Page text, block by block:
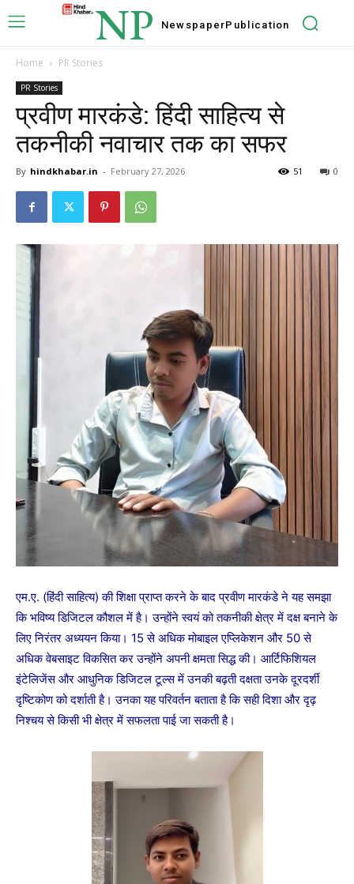
NP NewspaperPublication
Home PR Stories
PR Stories
प्रवीण मारकंडे: हिंदी साहित्य से
तकनीकी नवाचार तक का सफर
By hindkhabar.in - February 27, 2026 0
51
एम.ए. (हिंदी साहित्य) की शिक्षा प्राप्त करने के बाद प्रवीण मारकंडे ने यह समझा
कि भविष्य डिजिटल कौशल में है। उन्होंने स्वयं को तकनीकी क्षेत्र में दक्ष बनाने के
लिए निरंतर अध्ययन किया। 15 से अधिक मोबाइल एप्लिकेशन और 50 से
अधिक वेबसाइट विकसित कर उन्होंने अपनी क्षमता सिद्ध की। आर्टिफिशियल
इंटेलिजेंस और आधुनिक डिजिटल टूल्स में उनकी बढ़ती दक्षता उनके दूरदर्शी
दृष्टिकोण को दर्शाती है। उनका यह परिवर्तन बताता है कि सही दिशा और दृढ़
निश्चय से किसी भी क्षेत्र में सफलता पाई जा सकती है।